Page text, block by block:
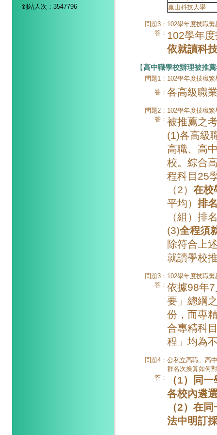
到站人次：3547796
崑山科技大學
問題3： 102學年度技職
答： 102學年
依就讀科
【高中職學校辦理被推
問題1： 102學年度技職
答： 各高級職
問題2： 102學年度技職
答： 被推薦之
(1)各高級
高職、高
校。綜合
程科目25
（2） 在校
平均） 排
（組）排
(3)全程須
除符合上
就讀學校
問題3： 102學年度技職
答： 依據98年
要」總綱
份，而專
合專精科
程」均為
問題4： 公私立高職、高
群名次換算如何
答：
（1）同
各校內遴
（2）在
法中明訂